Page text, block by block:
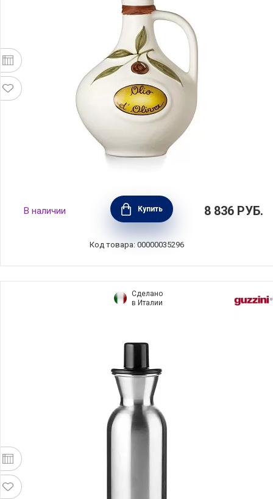
Бутылка для масла WHITE 750 мл, керамика,
Nuova Cer, Италия, 8851-BMT
В наличии Купить 8 836 РУБ.
Код товара: 00000035296
Сделано
в Италии